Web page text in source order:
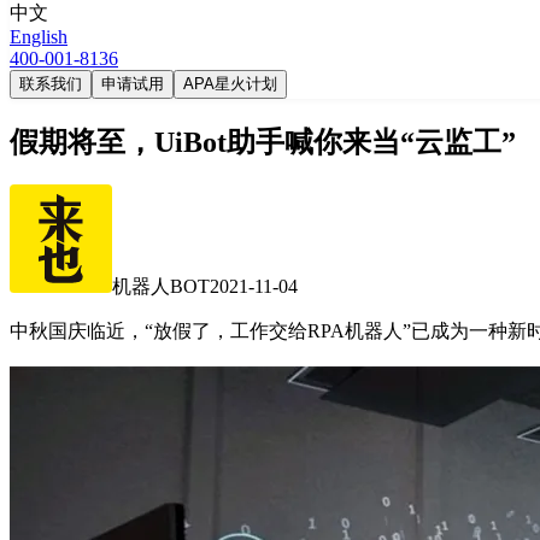
中文
English
400-001-8136
联系我们 申请试用 APA星火计划
假期将至，UiBot助手喊你来当“云监工”
机器人BOT2021-11-04
中秋国庆临近，“放假了，工作交给RPA机器人”已成为一种新